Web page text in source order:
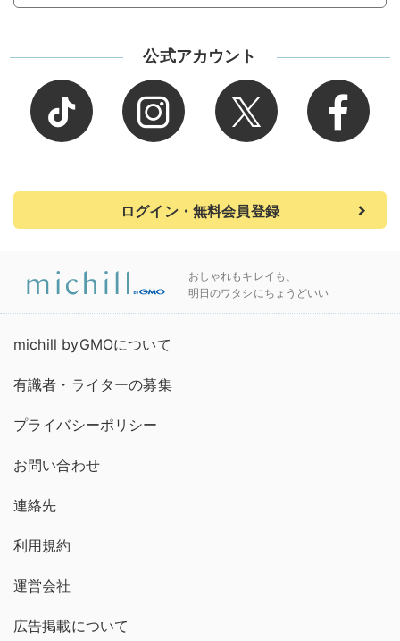
公式アカウント
ログイン・無料会員登録
おしゃれもキレイも、
明日のワタシにちょうどいい
michill byGMOについて
有識者・ライターの募集
プライバシーポリシー
お問い合わせ
連絡先
利用規約
運営会社
広告掲載について